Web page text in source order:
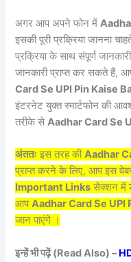
अगर आप अपने फोन में
इसकी पूरी प्रक्रिया जानना
प्रक्रिया के साथ संपूर्ण
जानकारी प्राप्त कर सकते हैं,
Card Se UPI Pin Kaise
इंटरनेट युक्त स्मार्टफोन की
तरीके सेAadhar Card Se
अंततः इस तरह कीAadhar
प्राप्त करने के लिए, आप इस
Important Links सेक्शन में
आपAadhar Card Se UPI
जान पाएंगे ।
इन्हें भी पढ़ें (Read Also) –